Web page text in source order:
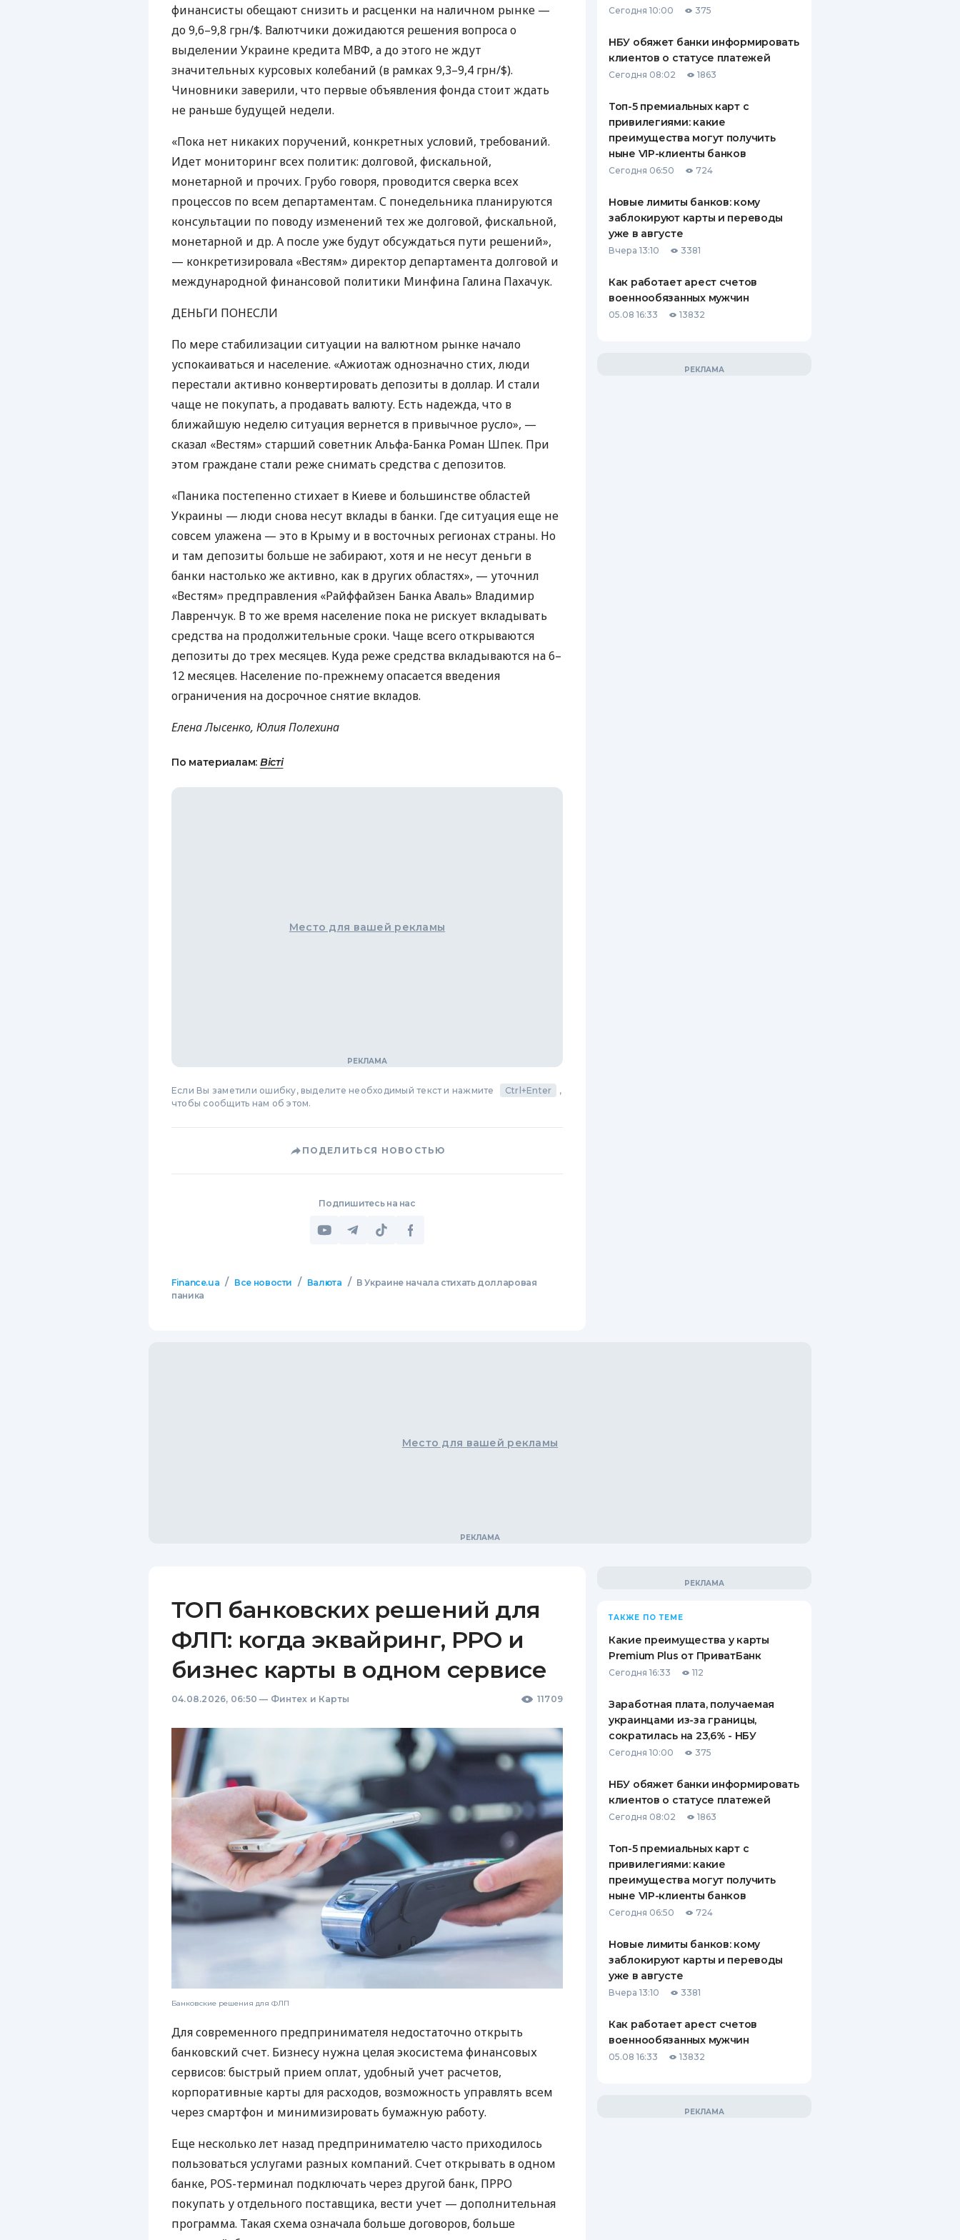
КЕШБЭКА
ПУТЕВОДИТЕЛИ ПО
БАНКОВСКИМ КАРТАМ
СТРАХОВАНИЮ
ВСЕ СТРАХОВЫЕ ПОЛИСЫ
ОТЗЫВЫ О СТРАХОВЫХ
КОМПАНИЯХ
финансисты обещают снизить и расценки на наличном рынке —
до 9,6–9,8 грн/$. Валютчики дожидаются решения вопроса о
выделении Украине кредита МВФ, а до этого не ждут
значительных курсовых колебаний (в рамках 9,3–9,4 грн/$).
Чиновники заверили, что первые объявления фонда стоит ждать
не раньше будущей недели.
«Пока нет никаких поручений, конкретных условий, требований.
Идет мониторинг всех политик: долговой, фискальной,
монетарной и прочих. Грубо говоря, проводится сверка всех
процессов по всем департаментам. С понедельника планируются
консультации по поводу изменений тех же долговой, фискальной,
монетарной и др. А после уже будут обсуждаться пути решений»,
— конкретизировала «Вестям» директор департамента долговой и
международной финансовой политики Минфина Галина Пахачук.
ДЕНЬГИ ПОНЕСЛИ
По мере стабилизации ситуации на валютном рынке начало
успокаиваться и население. «Ажиотаж однозначно стих, люди
перестали активно конвертировать депозиты в доллар. И стали
чаще не покупать, а продавать валюту. Есть надежда, что в
ближайшую неделю ситуация вернется в привычное русло», —
сказал «Вестям» старший советник Альфа-Банка Роман Шпек. При
этом граждане стали реже снимать средства с депозитов.
«Паника постепенно стихает в Киеве и большинстве областей
Украины — люди снова несут вклады в банки. Где ситуация еще не
совсем улажена — это в Крыму и в восточных регионах страны. Но
и там депозиты больше не забирают, хотя и не несут деньги в
банки настолько же активно, как в других областях», — уточнил
«Вестям» предправления «Райффайзен Банка Аваль» Владимир
Лавренчук. В то же время население пока не рискует вкладывать
средства на продолжительные сроки. Чаще всего открываются
депозиты до трех месяцев. Куда реже средства вкладываются на 6–
12 месяцев. Население по-прежнему опасается введения
ограничения на досрочное снятие вкладов.
Елена Лысенко, Юлия Полехина
По материалам: Вісті
Место для вашей рекламы
Если Вы заметили ошибку, выделите необходимый текст и нажмите Ctrl+Enter
,
чтобы сообщить нам об этом.
ПОДЕЛИТЬСЯ НОВОСТЬЮ
Подпишитесь на нас
Finance.ua / Все новости / Валюта / В Украине начала стихать долларовая
паника
Сегодня 10:00 375
НБУ обяжет банки информировать
клиентов о статусе платежей
Сегодня 08:02 1863
Топ-5 премиальных карт с
привилегиями: какие
преимущества могут получить
ныне VIP-клиенты банков
Сегодня 06:50 724
Новые лимиты банков: кому
заблокируют карты и переводы
уже в августе
Вчера 13:10 3381
Как работает арест счетов
военнообязанных мужчин
05.08 16:33 13832
Место для вашей рекламы
ТОП банковских решений для
ФЛП: когда эквайринг, РРО и
бизнес карты в одном сервисе
04.08.2026, 06:50 — Финтех и Карты 11709
Банковские решения для ФЛП
Для современного предпринимателя недостаточно открыть
банковский счет. Бизнесу нужна целая экосистема финансовых
сервисов: быстрый прием оплат, удобный учет расчетов,
корпоративные карты для расходов, возможность управлять всем
через смартфон и минимизировать бумажную работу.
Еще несколько лет назад предпринимателю часто приходилось
пользоваться услугами разных компаний. Счет открывать в одном
банке, POS-терминал подключать через другой банк, ПРРО
покупать у отдельного поставщика, вести учет — дополнительная
программа. Такая схема означала больше договоров, больше
ТАКЖЕ ПО ТЕМЕ
Какие преимущества у карты
Premium Plus от ПриватБанк
Сегодня 16:33 112
Заработная плата, получаемая
украинцами из-за границы,
сократилась на 23,6% - НБУ
Сегодня 10:00 375
НБУ обяжет банки информировать
клиентов о статусе платежей
Сегодня 08:02 1863
Топ-5 премиальных карт с
привилегиями: какие
преимущества могут получить
ныне VIP-клиенты банков
Сегодня 06:50 724
Новые лимиты банков: кому
заблокируют карты и переводы
уже в августе
Вчера 13:10 3381
Как работает арест счетов
военнообязанных мужчин
05.08 16:33 13832